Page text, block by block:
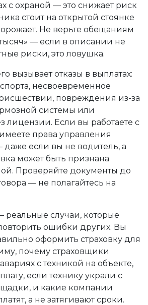
с охраной — это снижает риск
стоит на открытой стоянке
Не верьте обещаниям
тысяч» — если в описании не
риски, это ловушка.
вызывает отказы в выплатах:
несвоевременное
повреждения из-за
системы или
лицензии. Если вы работаете с
права управления
если вы не водитель, а
может быть признана
Проверяйте документы до
— не полагайтесь на
случаи, которые
ошибки других. Вы
оформить страховку для
почему страховщики
с техникой на объекте,
если технику украли с
и какие компании
а не затягивают сроки.